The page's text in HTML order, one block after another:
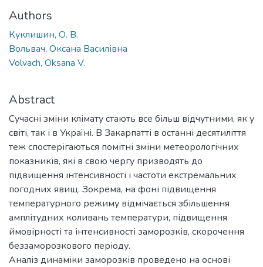
Authors
Куклишин, О. В.
Вольвач, Оксана Василівна
Volvach, Oksana V.
Abstract
Сучасні зміни клімату стають все більш відчутними, як у
світі, так і в Україні. В Закарпатті в останні десятиліття
теж спостерігаються помітні зміни метеорологічних
показників, які в свою чергу призводять до
підвищення інтенсивності і частоти екстремальних
погодних явищ. Зокрема, на фоні підвищення
температурного режиму відмічається збільшення
амплітудних коливань температури, підвищення
ймовірності та інтенсивності заморозків, скорочення
беззаморозкового періоду.
Аналіз динаміки заморозків проведено на основі